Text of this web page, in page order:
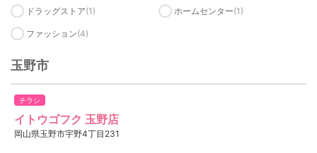
ドラッグストア(1) ホームセンター(1)
ファッション(4)
玉野市
チラシ
イトウゴフク 玉野店
岡山県玉野市宇野4丁目231